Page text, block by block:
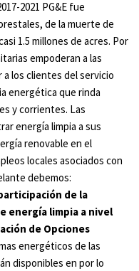
2021 PG&E fue
de la muerte de
1.5 millones de acres. Por
empoderan a las
a los clientes del servicio
energética que rinda
y corrientes. Las
energía limpia a sus
renovable en el
locales asociados con
debemos:
de la
energía limpia a nivel
de Opciones
energéticos de las
disponibles en por lo